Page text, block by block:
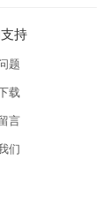
持
题
载
言
们